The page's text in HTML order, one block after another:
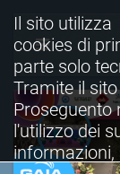
Il sito utilizza
cookies di
parte solo
Tramite il
Proseguento
l'utilizzo dei
informazioni,